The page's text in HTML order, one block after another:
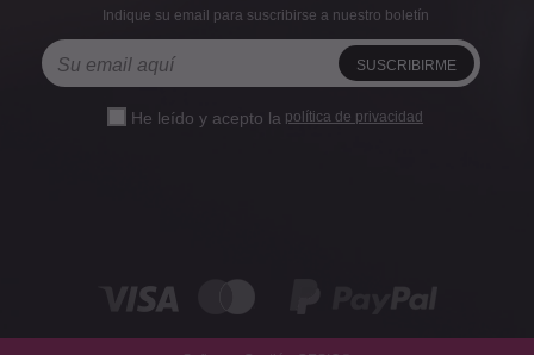
Indique su email para suscribirse a nuestro boletín
He leído y acepto la política de privacidad